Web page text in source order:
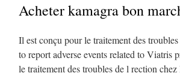
Acheter kamagra bon
Il est conçu pour le traitement des
to report adverse events related to
le traitement des troubles de l rection